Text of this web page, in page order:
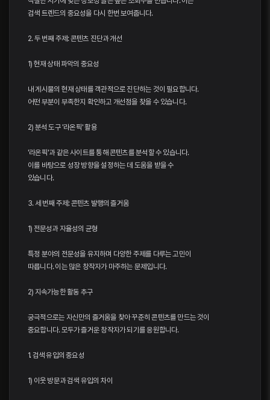
검색 트렌드의 중요성을 다시 한번 보여줍니다.
2. 두 번째 주제: 콘텐츠 진단과 개선
1) 현재 상태 파악의 중요성
내 게시물의 현재 상태를 객관적으로 진단하는 것이 필요합니다.
어떤 부분이 부족한지 확인하고 개선점을 찾을 수 있습니다.
2) 분석 도구 '라온픽' 활용
'라온픽'과 같은 사이트를 통해 콘텐츠를 분석할 수 있습니다.
이를 바탕으로 성장 방향을 설정하는 데 도움을 받을 수
있습니다.
3. 세 번째 주제: 콘텐츠 발행의 즐거움
1) 전문성과 자율성의 균형
특정 분야의 전문성을 유지하며 다양한 주제를 다루는 고민이
따릅니다. 이는 많은 창작자가 마주하는 문제입니다.
2) 지속가능한 활동 추구
궁극적으로는 자신만의 즐거움을 찾아 꾸준히 콘텐츠를 만드는 것이
중요합니다. 모두가 즐거운 창작자가 되기를 응원합니다.
1. 검색 유입의 중요성
1) 이웃 방문과 검색 유입의 차이